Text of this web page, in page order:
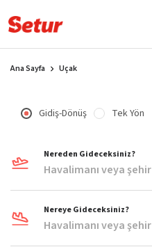
Gidiş-Dönüş Tek Yön
Nereden Gideceksiniz?
Havalimanı veya şehir
Nereye Gideceksiniz?
Havalimanı veya şehir
Ana Sayfa Uçak